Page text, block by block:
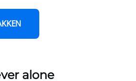
alone